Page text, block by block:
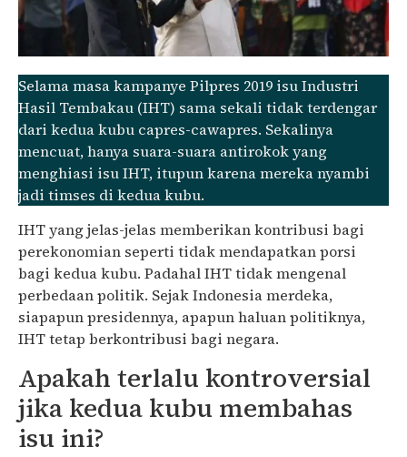
Selama masa kampanye Pilpres 2019 isu Industri
Hasil Tembakau (IHT) sama sekali tidak terdengar
dari kedua kubu capres-cawapres. Sekalinya
mencuat, hanya suara-suara antirokok yang
menghiasi isu IHT, itupun karena mereka nyambi
jadi timses di kedua kubu.
IHT yang jelas-jelas memberikan kontribusi bagi
perekonomian seperti tidak mendapatkan porsi
bagi kedua kubu. Padahal IHT tidak mengenal
perbedaan politik. Sejak Indonesia merdeka,
siapapun presidennya, apapun haluan politiknya,
IHT tetap berkontribusi bagi negara.
Apakah terlalu kontroversial
jika kedua kubu membahas
isu ini?